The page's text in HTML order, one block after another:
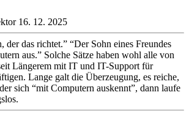
16. 12. 2025
der das richtet.” “Der Sohn eines Freundes
aus.” Solche Sätze haben wohl alle von
Längerem mit IT und IT-Support für
Lange galt die Überzeugung, es reiche,
sich “mit Computern auskennt”, dann laufe